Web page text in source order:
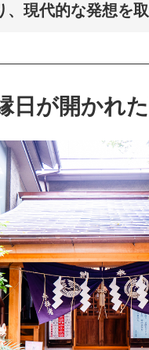
、現代的な発想を
日が開かれ